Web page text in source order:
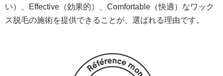
い）、Effective（効果的）、Comfortable（快適）なワック
ス脱毛の施術を提供できることが、選ばれる理由です。